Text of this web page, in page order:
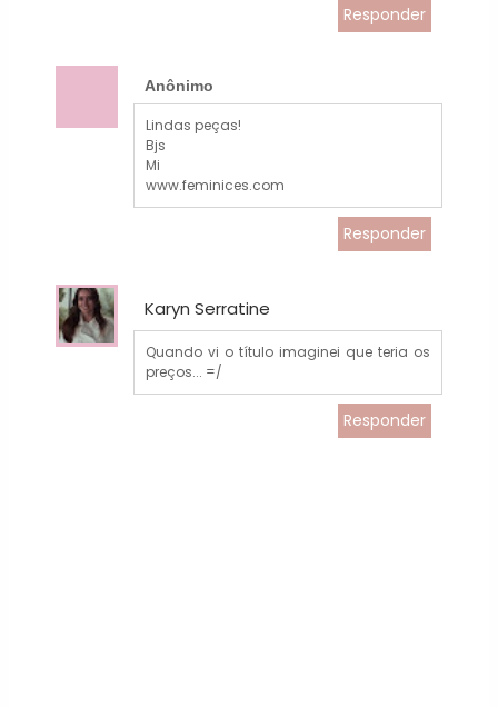
Responder
Anônimo
Lindas peças!
Bjs
Mi
www.feminices.com
Responder
Karyn Serratine
Quando vi o título imaginei que teria os
preços... =/
Responder